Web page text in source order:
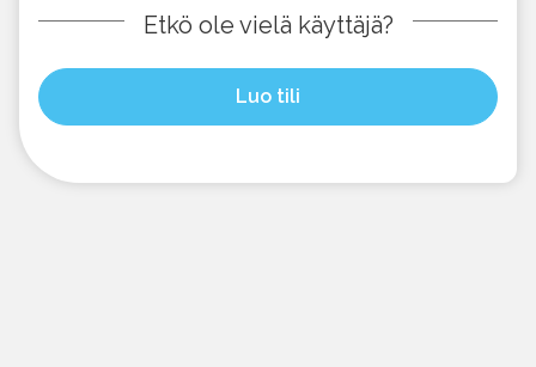
Etkö ole vielä käyttäjä?
Luo tili